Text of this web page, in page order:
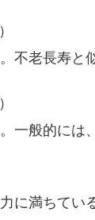
不老長寿と
一般的には
に満ちてい